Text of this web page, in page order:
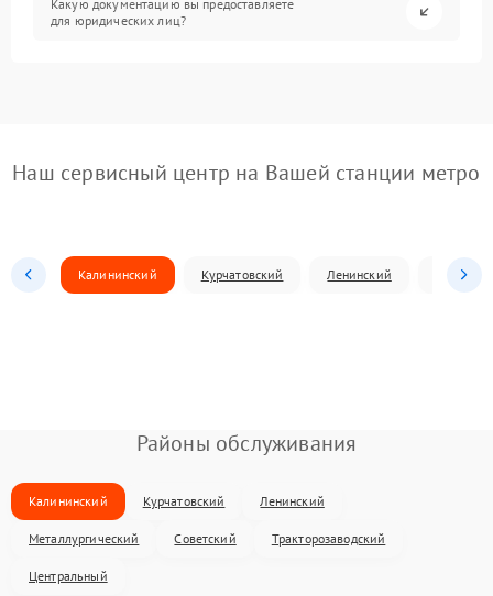
Какую документацию вы предоставляете
для юридических лиц?
Наш сервисный центр на Вашей станции метро
Калининский Курчатовский Ленинский
Районы обслуживания
Калининский Курчатовский Ленинский
Металлургический Советский Тракторозаводский
Центральный